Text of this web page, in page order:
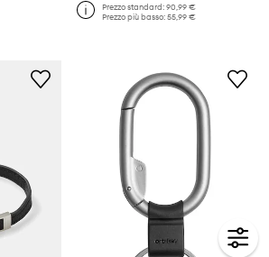
Prezzo standard:90,99 €
Prezzo più basso:55,99 €